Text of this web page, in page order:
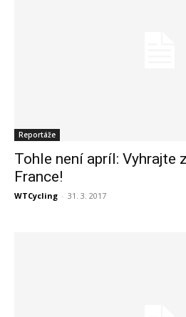
Reportáže
Tohle není apríl: Vyhrajte
France!
WTCycling - 31. 3. 2017